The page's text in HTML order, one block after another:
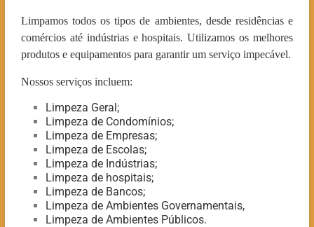
Limpamos todos os tipos de ambientes, desde residências e
comércios até indústrias e hospitais. Utilizamos os melhores
produtos e equipamentos para garantir um serviço impecável.
Nossos serviços incluem:
Limpeza Geral;
Limpeza de Condomínios;
Limpeza de Empresas;
Limpeza de Escolas;
Limpeza de Indústrias;
Limpeza de hospitais;
Limpeza de Bancos;
Limpeza de Ambientes Governamentais,
Limpeza de Ambientes Públicos.